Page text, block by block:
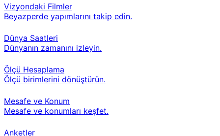
Vizyondaki Filmler
Beyazperde yapımlarını takip edin.
Dünya Saatleri
Dünyanın zamanını izleyin.
Ölçü Hesaplama
Ölçü birimlerini dönüştürün.
Mesafe ve Konum
Mesafe ve konumları keşfet.
Anketler